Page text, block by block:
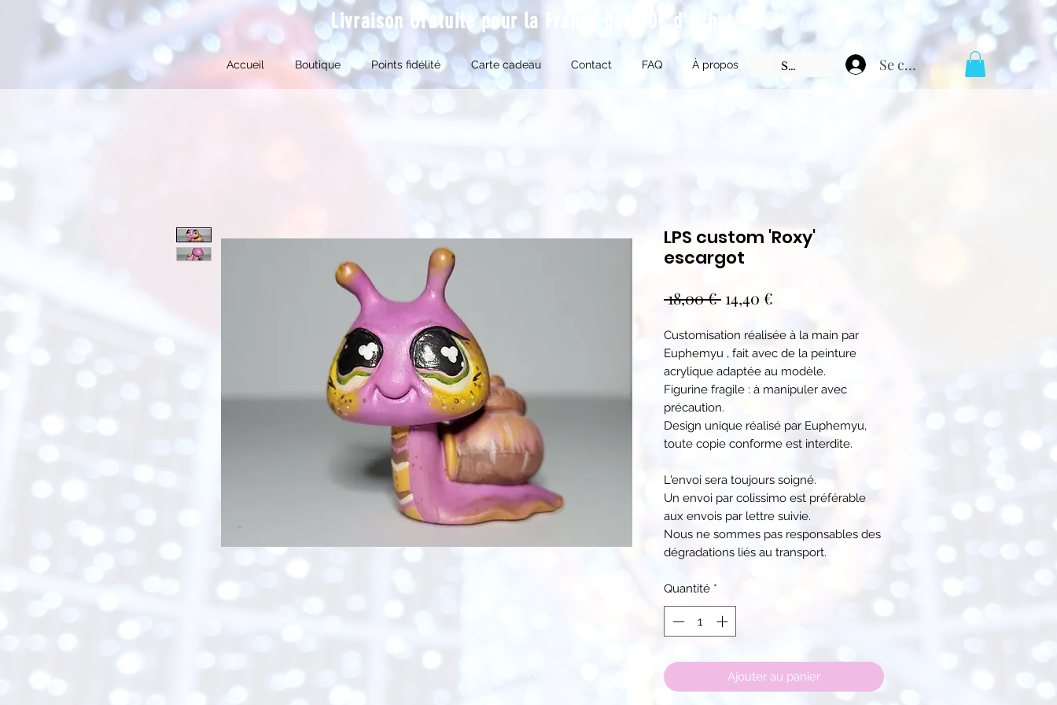
Livraison Gratuite pour la France dès 40€ d'achat
Accueil Boutique Points fidélité Carte cadeau Contact FAQ À propos Se connecter
LPS custom 'Roxy'
escargot
18,00 € Prix
14,40 €
Customisation réalisée à la main par
Euphemyu , fait avec de la peinture
acrylique adaptée au modèle.
Figurine fragile : à manipuler avec
précaution.
Design unique réalisé par Euphemyu,
toute copie conforme est interdite.
L'envoi sera toujours soigné.
Un envoi par colissimo est préférable
aux envois par lettre suivie.
Nous ne sommes pas responsables des
dégradations liés au transport.
Quantité *
Ajouter au panier